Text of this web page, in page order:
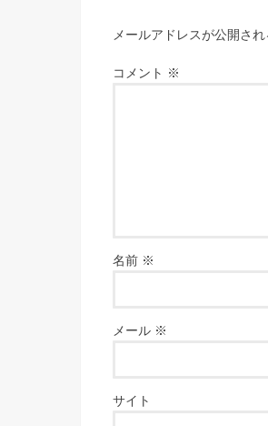
メールアドレスが公開さ
コメント ※
名前 ※
メール ※
サイト